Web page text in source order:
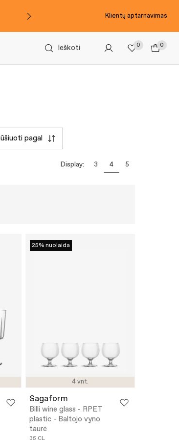
Klientų aptarnavimas
Ieškoti 0 0
rūšiuoti pagal
Display: 3 4 5
4 vnt.
25% nuolaida
Sagaform
Billi wine glass - RPET
plastic - Baltojo vyno
taurė